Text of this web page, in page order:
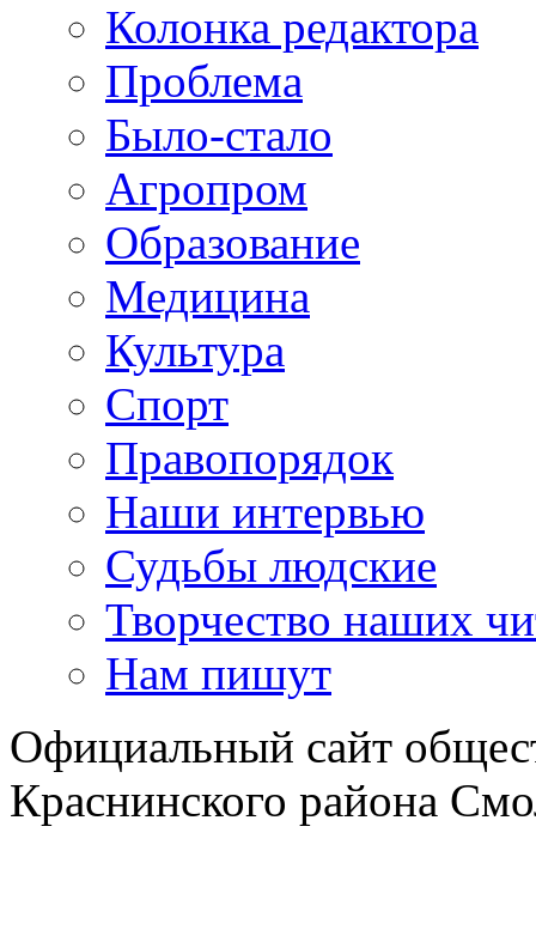
Колонка редактора
Проблема
Было-стало
Агропром
Образование
Медицина
Культура
Спорт
Правопорядок
Наши интервью
Судьбы людские
Творчество наших
Нам пишут
Официальный сайт
Краснинского района